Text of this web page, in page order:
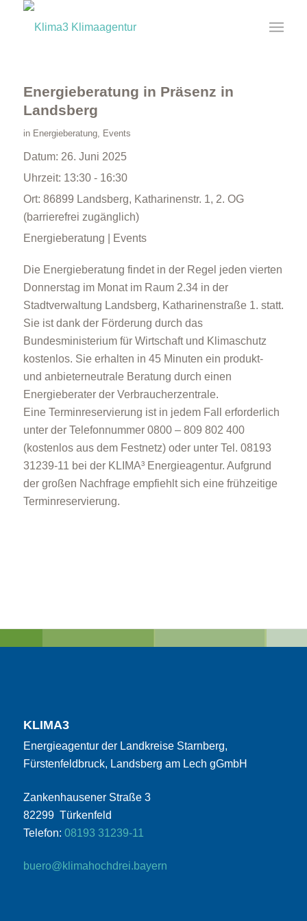
Energieberatung in Präsenz in
Landsberg
in Energieberatung, Events
Datum: 26. Juni 2025
Uhrzeit: 13:30 - 16:30
Ort: 86899 Landsberg, Katharinenstr. 1, 2. OG
(barrierefrei zugänglich)
Energieberatung | Events
Die Energieberatung findet in der Regel jeden vierten
Donnerstag im Monat im Raum 2.34 in der
Stadtverwaltung Landsberg, Katharinenstraße 1. statt.
Sie ist dank der Förderung durch das
Bundesministerium für Wirtschaft und Klimaschutz
kostenlos. Sie erhalten in 45 Minuten ein produkt-
und anbieterneutrale Beratung durch einen
Energieberater der Verbraucherzentrale.
Eine Terminreservierung ist in jedem Fall erforderlich
unter der Telefonnummer 0800 – 809 802 400
(kostenlos aus dem Festnetz) oder unter Tel. 08193
31239-11 bei der KLIMA³ Energieagentur. Aufgrund
der großen Nachfrage empfiehlt sich eine frühzeitige
Terminreservierung.
KLIMA3
Energieagentur der Landkreise Starnberg,
Fürstenfeldbruck, Landsberg am Lech gGmbH
Zankenhausener Straße 3
82299 Türkenfeld
Telefon: 08193 31239-11
buero@klimahochdrei.bayern